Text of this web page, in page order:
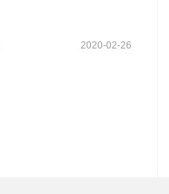
2020-02-26